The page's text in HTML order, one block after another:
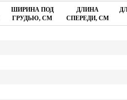
ШИРИНА ПОД
ГРУДЬЮ, СМ
ДЛИНА
СПЕРЕДИ, СМ